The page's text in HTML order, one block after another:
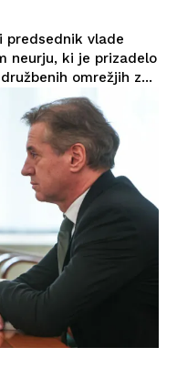
predsednik vlade
neurju, ki je prizadelo
omrežjih z...